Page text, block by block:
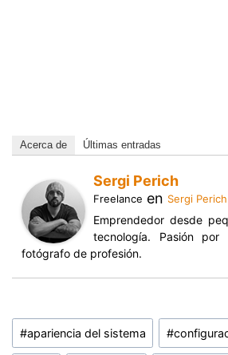
Acerca de Últimas entradas
Sergi Perich
Freelance en Sergi
Emprendedor desde
tecnología. Pasión
fotógrafo de profesión.
Etiquetas
de
#apariencia del sistema #